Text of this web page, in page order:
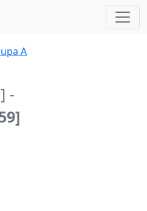
A
-